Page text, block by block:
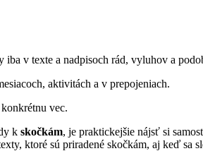
v texte a nadpisoch rád, vyluhov a
aktivitách a v prepojeniach.
vec.
k skočkám, je praktickejšie nájsť si
ktoré sú priradené skočkám, aj keď